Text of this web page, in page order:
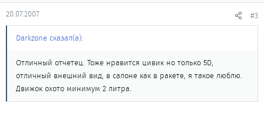
20.07.2007 #3
Darkzone сказал(а):
Отличный отчетец. Тоже нравится цивик но только 5D,
отличный внешний вид, в салоне как в ракете, я такое люблю.
Движок охото минимум 2 литра.